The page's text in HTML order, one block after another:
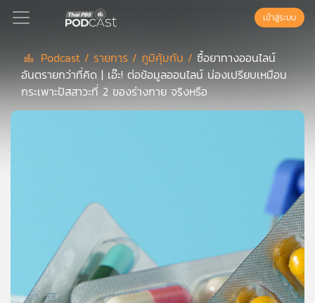
Podcast
เข้าสู่ระบบ
Podcast / รายการ /ภูมิคุ้มกัน / ซื้อยาทางออนไลน์
อันตรายกว่าที่คิด | เอ๊ะ! ต่อข้อมูลออนไลน์ น่องเปรียบเหมือน
กระเพาะปัสสาวะที่ 2 ของร่างกาย จริงหรือ